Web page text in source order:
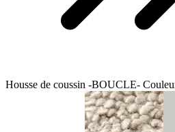
Housse de coussin -BOUCLE-